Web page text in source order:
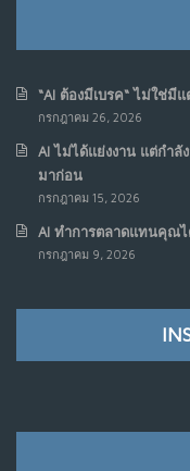
“AI ต้องมีเบรค“ ไม่ใช่มีแ
กรกฎาคม 26, 2026
AI ไม่ได้แย่งงาน แต่กำลั
มาก่อน
กรกฎาคม 15, 2026
AI ทำการตลาดแทนคุณไ
กรกฎาคม 9, 2026